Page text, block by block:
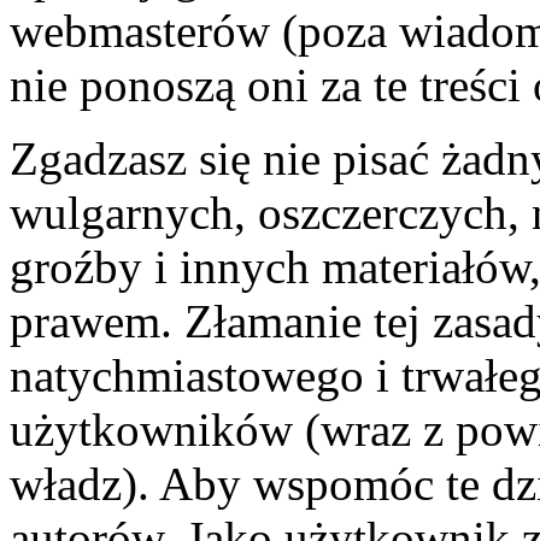
webmasterów (poza
nie ponoszą oni za te
Zgadzasz się nie pisać
wulgarnych,
groźby i innych
prawem. Złamanie tej
natychmiastowego i
użytkowników (wraz z
władz). Aby wspomóc te